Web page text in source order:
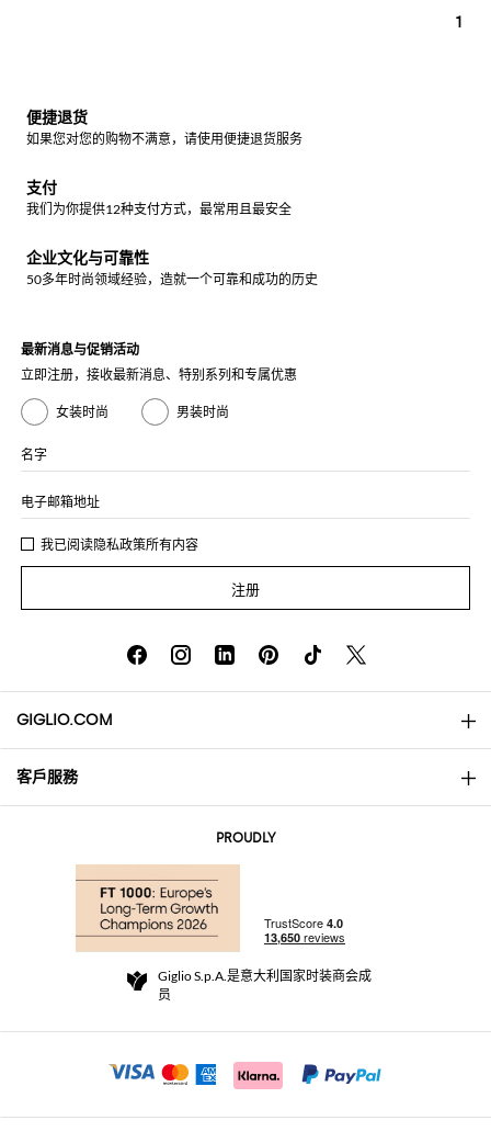
1
便捷退货
如果您对您的购物不满意，请使用便捷退货服务
支付
我们为你提供12种支付方式，最常用且最安全
企业文化与可靠性
50多年时尚领域经验，造就一个可靠和成功的历史
最新消息与促销活动
立即注册，接收最新消息、特别系列和专属优惠
女装时尚 男装时尚
名字
电子邮箱地址
我已阅读隐私政策所有内容
注册
GIGLIO.COM
About
Community Store
Beauty Seekers VIP Club
客戶服務
退货与退款
For a safe shopping experience
Security Communication
PROUDLY
Giglio S.p.A.是意大利国家时装商会成
员